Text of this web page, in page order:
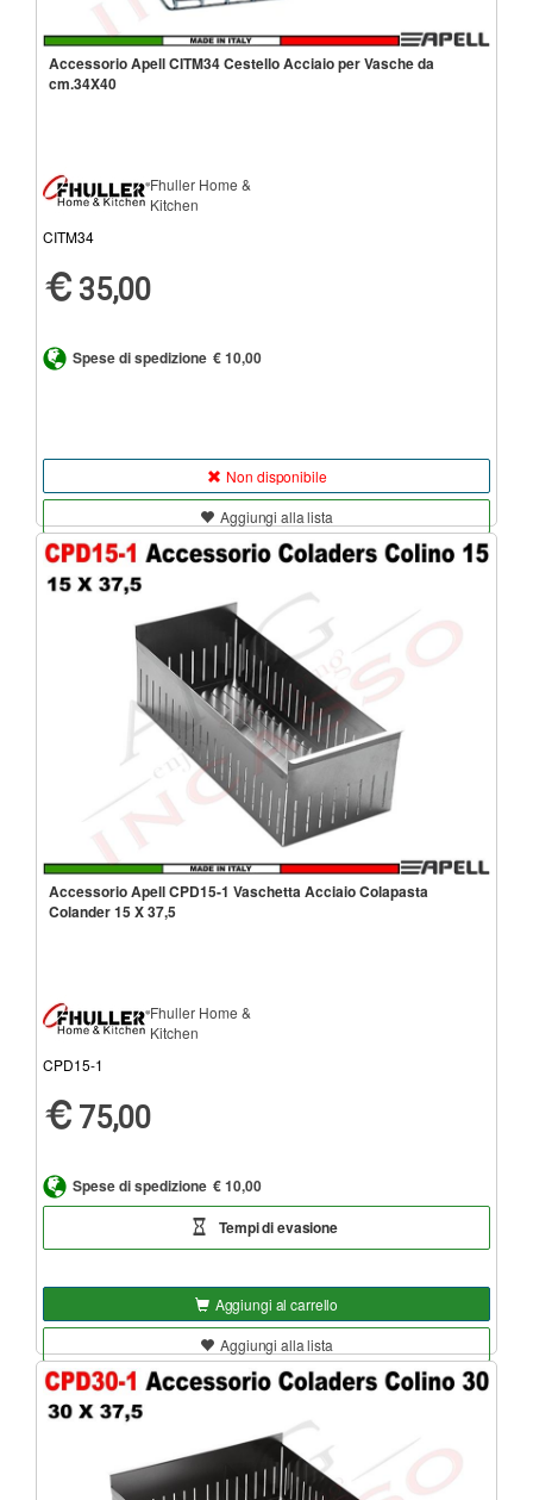
Accessorio Apell CITM34 Cestello Acciaio per Vasche da
cm.34X40
Fhuller Home &
Kitchen
CITM34
35,00
Spese di spedizione € 10,00
Non disponibile
Aggiungi alla lista
Accessorio Apell CPD15-1 Vaschetta Acciaio Colapasta
Colander 15 X 37,5
Fhuller Home &
Kitchen
CPD15-1
75,00
Spese di spedizione € 10,00
Tempi di evasione
Aggiungi al carrello
Aggiungi alla lista